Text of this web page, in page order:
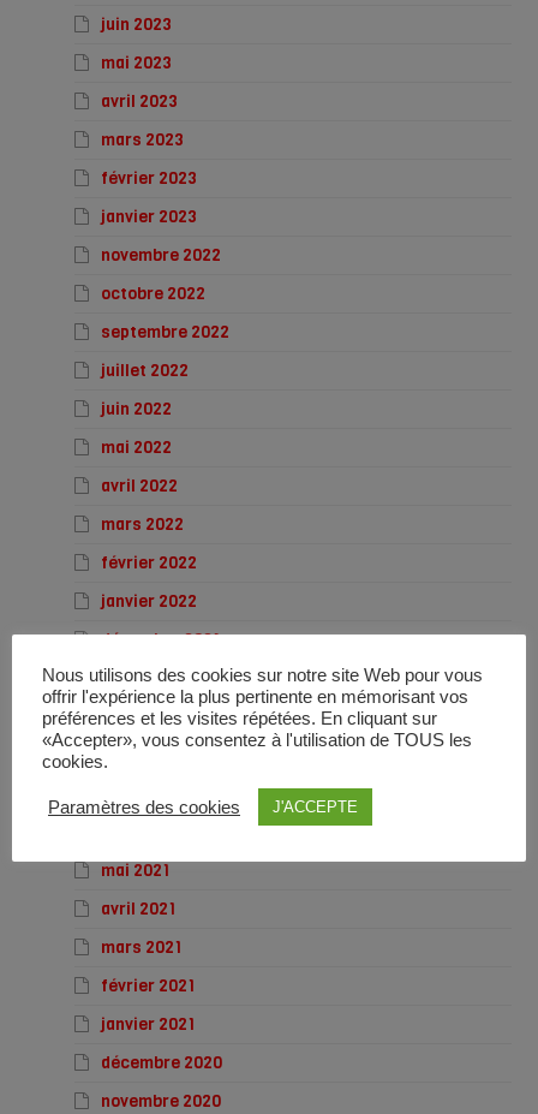
juin 2023
mai 2023
avril 2023
mars 2023
février 2023
janvier 2023
novembre 2022
octobre 2022
septembre 2022
juillet 2022
juin 2022
mai 2022
avril 2022
mars 2022
février 2022
janvier 2022
décembre 2021
novembre 2021
octobre 2021
septembre 2021
mai 2021
avril 2021
mars 2021
février 2021
janvier 2021
décembre 2020
novembre 2020
Nous utilisons des cookies sur notre site Web pour vous
offrir l'expérience la plus pertinente en mémorisant vos
préférences et les visites répétées. En cliquant sur
«Accepter», vous consentez à l'utilisation de TOUS les
cookies.
Paramètres des cookies J'ACCEPTE